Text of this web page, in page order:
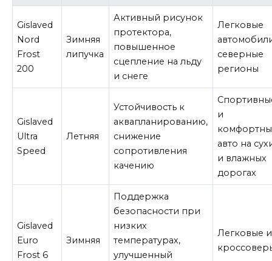
Gislaved
Nord
Frost
200
Зимняя
липучка
Активный рисунок
протектора,
повышенное
сцепление на льду
и снеге
Легковые
северные
регионы
Gislaved
Ultra
Speed
Летняя
Устойчивость к
аквапланированию,
снижение
сопротивления
качению
и
авто на
и влажных
дорогах
Gislaved
Euro
Frost 6
Зимняя
Поддержка
безопасности при
низких
температурах,
улучшенный
Легковые и